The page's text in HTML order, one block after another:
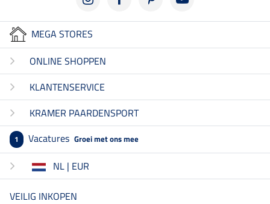
MEGA STORES
ONLINE SHOPPEN
KLANTENSERVICE
KRAMER PAARDENSPORT
1 Vacatures Groei met ons mee
NL | EUR
VEILIG INKOPEN